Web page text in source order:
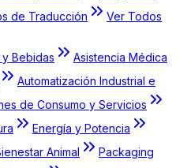
de Traducción
Ver Todos
y Bebidas
Asistencia Médica
Automatización Industrial e
de Consumo y Servicios
Energía y Potencia
Animal
Packaging